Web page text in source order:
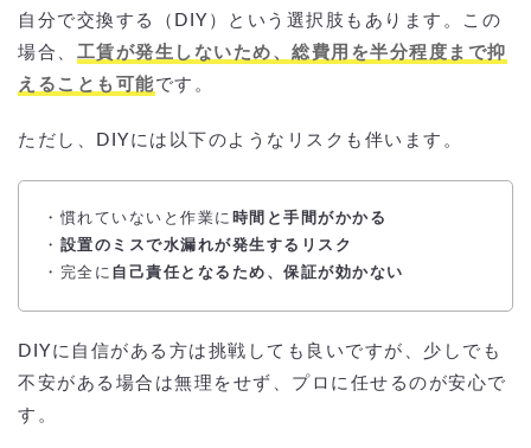
自分で交換する（DIY）という選択肢もあります。この
場合、 工賃が発生しないため、総費用を半分程度まで抑
えることも可能 です。
ただし、DIYには以下のようなリスクも伴います。
・慣れていないと作業に 時間と手間がかかる
・ 設置のミスで水漏れが発生するリスク
・完全に 自己責任となるため、保証が効かない
DIYに自信がある方は挑戦しても良いですが、少しでも
不安がある場合は無理をせず、プロに任せるのが安心で
す。